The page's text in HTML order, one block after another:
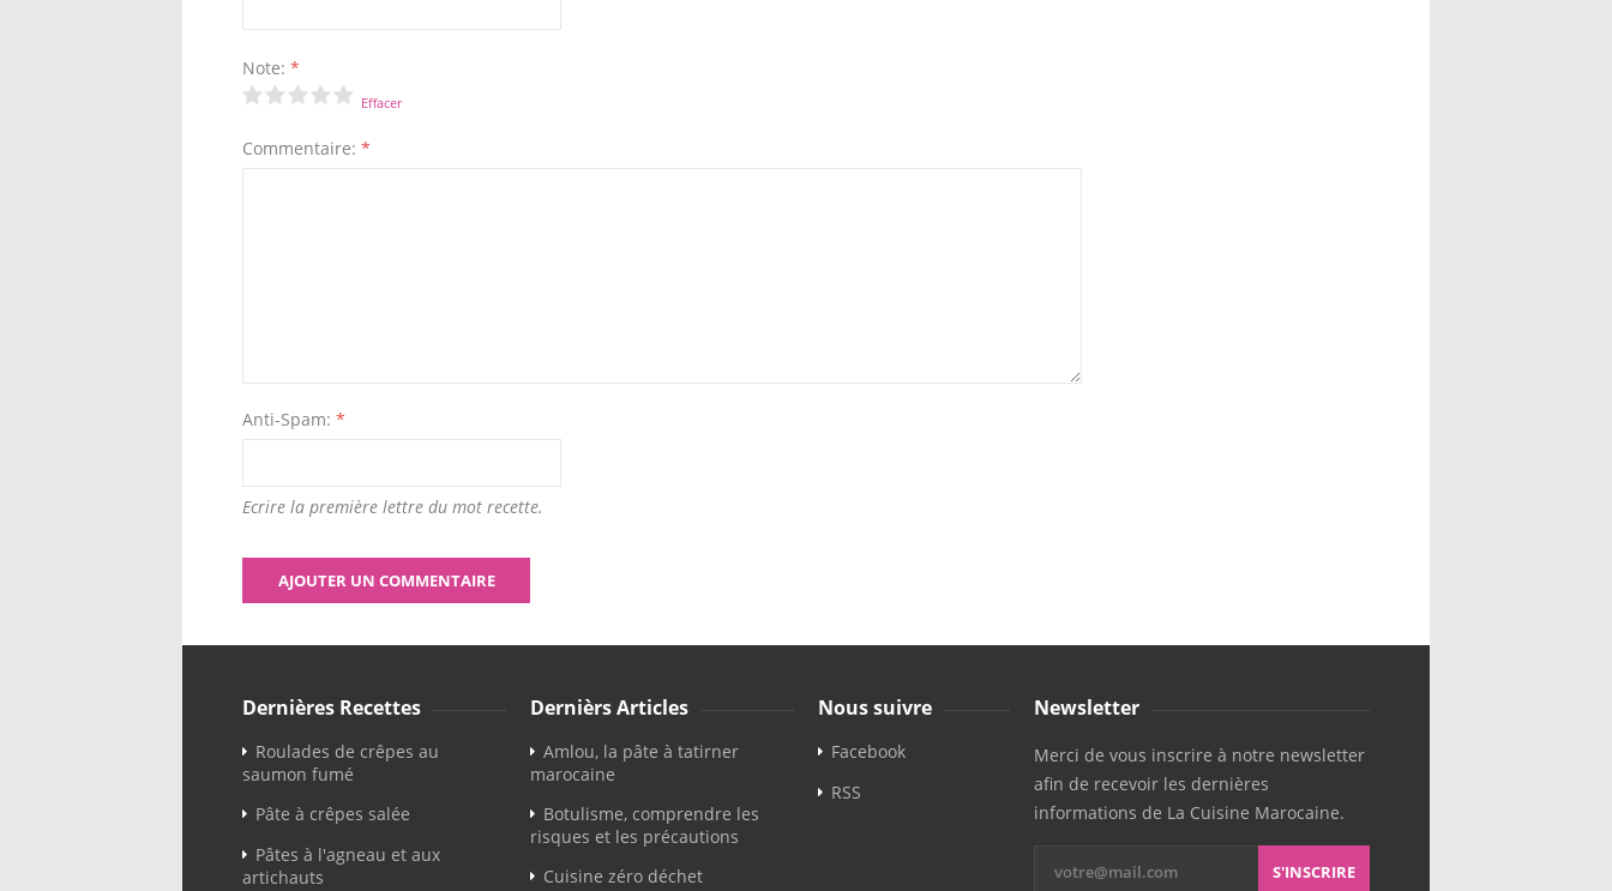
Note: *
Effacer
Commentaire: *
Anti-Spam: *
Ecrire la première lettre du mot recette.
Dernières Recettes
Roulades de crêpes au
saumon fumé
Pâte à crêpes salée
Pâtes à l'agneau et aux
artichauts
Dernièrs Articles
Amlou, la pâte à tatirner
marocaine
Botulisme, comprendre les
risques et les précautions
Cuisine zéro déchet
Nous suivre
Facebook
RSS
Newsletter
Merci de vous inscrire à notre newsletter
afin de recevoir les dernières
informations de La Cuisine Marocaine.
S'INSCRIRE